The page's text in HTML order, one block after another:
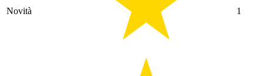
Novità 1